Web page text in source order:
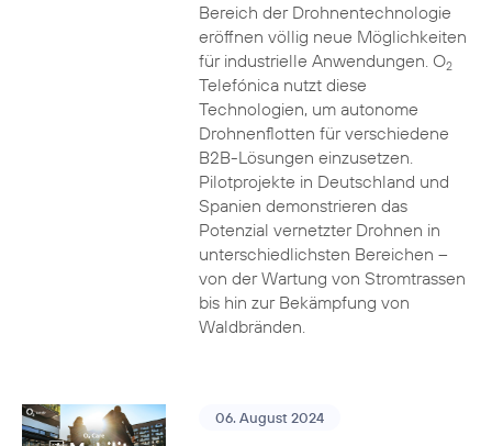
Bereich der Drohnentechnologie
eröffnen völlig neue Möglichkeiten
für industrielle Anwendungen. O2
Telefónica nutzt diese
Technologien, um autonome
Drohnenflotten für verschiedene
B2B-Lösungen einzusetzen.
Pilotprojekte in Deutschland und
Spanien demonstrieren das
Potenzial vernetzter Drohnen in
unterschiedlichsten Bereichen –
von der Wartung von Stromtrassen
bis hin zur Bekämpfung von
Waldbränden.
06. August 2024